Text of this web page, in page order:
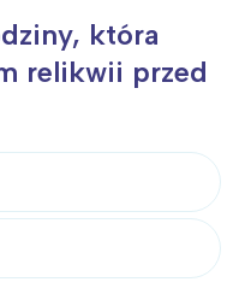
która
relikwii przed